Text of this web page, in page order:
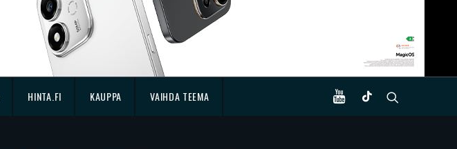
HINTA.FI KAUPPA VAIHDA TEEMA